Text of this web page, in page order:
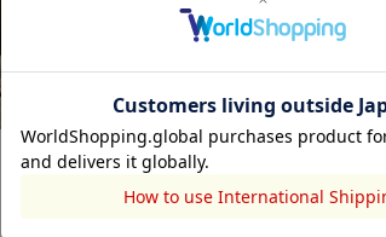
AZUL BY MOUSSY
小倉佑佳
161cm